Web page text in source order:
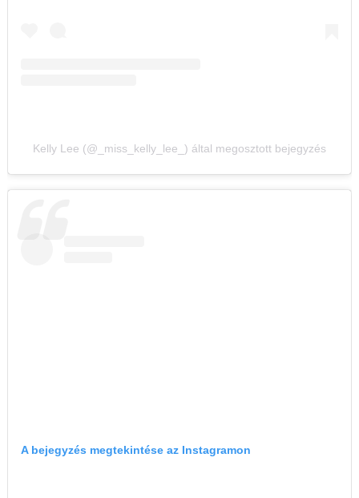
Kelly Lee (@_miss_kelly_lee_) által megosztott bejegyzés
A bejegyzés megtekintése az Instagramon